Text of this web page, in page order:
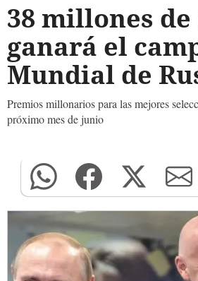
38 millones
ganará el
Mundial de
Premios millonarios para las mejores
próximo mes de junio